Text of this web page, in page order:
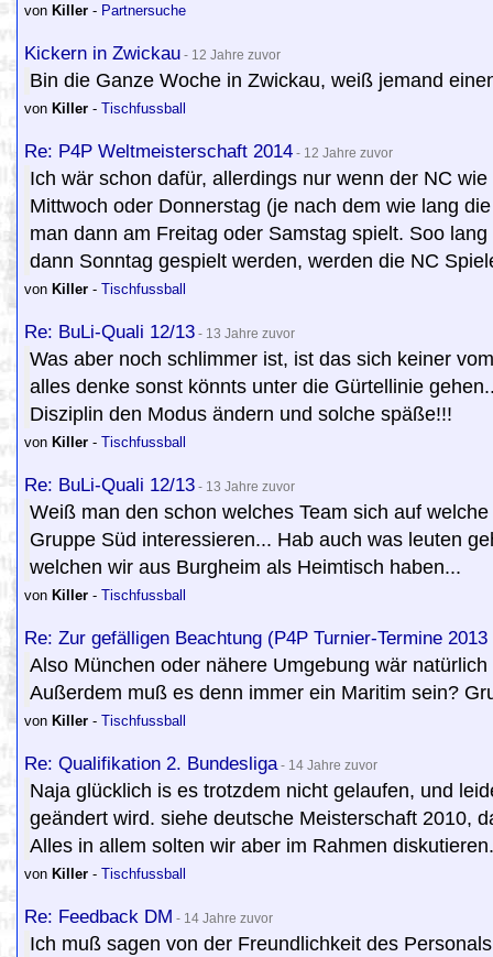
von Killer - Partnersuche
Kickern in Zwickau - 12 Jahre zuvor
Bin die Ganze Woche in Zwickau, weiß jemand
von Killer - Tischfussball
Re: P4P Weltmeisterschaft 2014 - 12 Jahre zuvor
Ich wär schon dafür, allerdings nur wenn der NC
Mittwoch oder Donnerstag (je nach dem wie lang
man dann am Freitag oder Samstag spielt. Soo
dann Sonntag gespielt werden, werden die NC
von Killer - Tischfussball
Re: BuLi-Quali 12/13 - 13 Jahre zuvor
Was aber noch schlimmer ist, ist das sich keiner
alles denke sonst könnts unter die Gürtellinie
Disziplin den Modus ändern und solche späße!!!
von Killer - Tischfussball
Re: BuLi-Quali 12/13 - 13 Jahre zuvor
Weiß man den schon welches Team sich auf
Gruppe Süd interessieren... Hab auch was leuten
welchen wir aus Burgheim als Heimtisch haben...
von Killer - Tischfussball
Re: Zur gefälligen Beachtung (P4P Turnier-Termine
Also München oder nähere Umgebung wär
Außerdem muß es denn immer ein Maritim sein?
von Killer - Tischfussball
Re: Qualifikation 2. Bundesliga- 14 Jahre zuvor
Naja glücklich is es trotzdem nicht gelaufen, und
geändert wird. siehe deutsche Meisterschaft 2010,
Alles in allem solten wir aber im Rahmen
von Killer - Tischfussball
Re: Feedback DM - 14 Jahre zuvor
Ich muß sagen von der Freundlichkeit des